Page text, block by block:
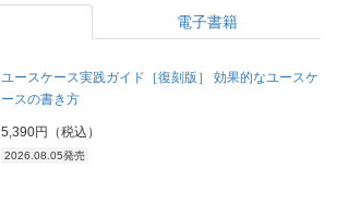
電子書籍
ユースケース実践ガイド［復刻版］ 効果的なユースケ
ースの書き方
5,390円（税込）
2026.08.05発売